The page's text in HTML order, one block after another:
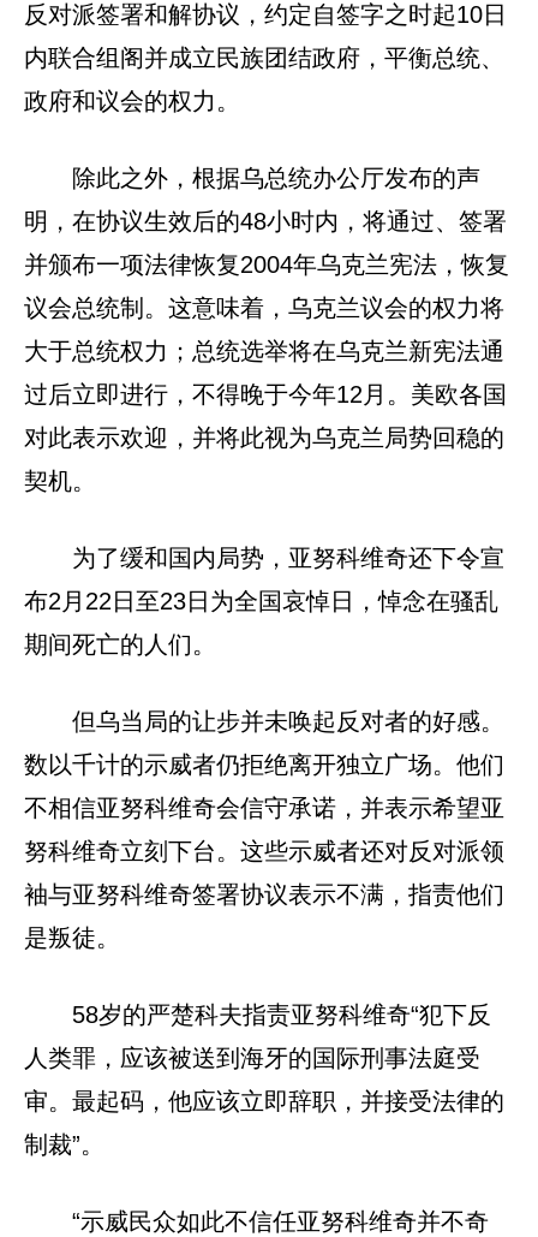
反对派签署和解协议，约定自签字之时起10日
内联合组阁并成立民族团结政府，平衡总统、
政府和议会的权力。
除此之外，根据乌总统办公厅发布的声
明，在协议生效后的48小时内，将通过、签署
并颁布一项法律恢复2004年乌克兰宪法，恢复
议会总统制。这意味着，乌克兰议会的权力将
大于总统权力；总统选举将在乌克兰新宪法通
过后立即进行，不得晚于今年12月。美欧各国
对此表示欢迎，并将此视为乌克兰局势回稳的
契机。
为了缓和国内局势，亚努科维奇还下令宣
布2月22日至23日为全国哀悼日，悼念在骚乱
期间死亡的人们。
但乌当局的让步并未唤起反对者的好感。
数以千计的示威者仍拒绝离开独立广场。他们
不相信亚努科维奇会信守承诺，并表示希望亚
努科维奇立刻下台。这些示威者还对反对派领
袖与亚努科维奇签署协议表示不满，指责他们
是叛徒。
58岁的严楚科夫指责亚努科维奇“犯下反
人类罪，应该被送到海牙的国际刑事法庭受
审。最起码，他应该立即辞职，并接受法律的
制裁”。
“示威民众如此不信任亚努科维奇并不奇